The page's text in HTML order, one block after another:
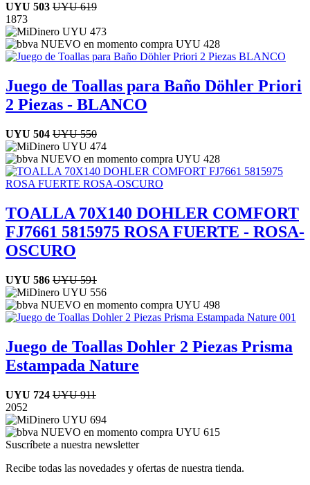
UYU 503 UYU 619
1873
UYU 473
UYU 428
Juego de Toallas para Baño Döhler Priori
2 Piezas - BLANCO
UYU 504 UYU 550
UYU 474
UYU 428
TOALLA 70X140 DOHLER COMFORT
FJ7661 5815975 ROSA FUERTE - ROSA-
OSCURO
UYU 586 UYU 591
UYU 556
UYU 498
Juego de Toallas Dohler 2 Piezas Prisma
Estampada Nature
UYU 724 UYU 911
2052
UYU 694
UYU 615
Suscríbete a nuestra newsletter
Recibe todas las novedades y ofertas de nuestra tienda.